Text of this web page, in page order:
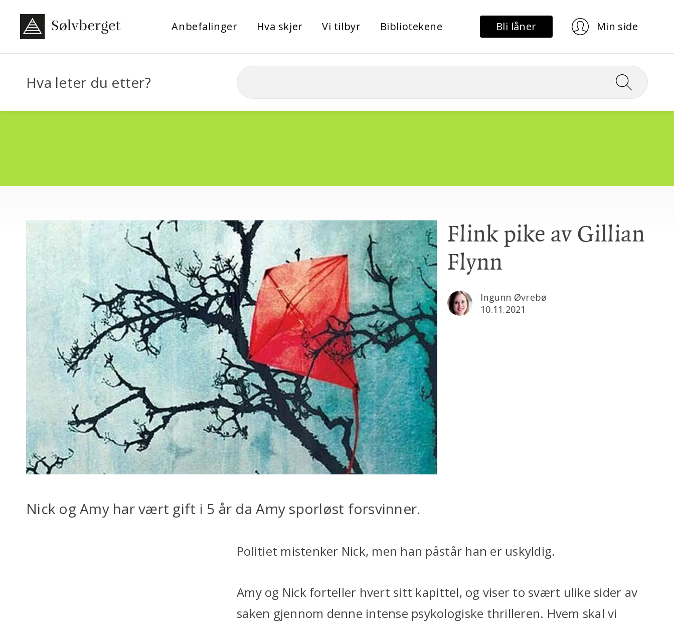
Anbefalinger Hva skjer Vi tilbyr Bibliotekene Bli låner Min side
Hva leter du etter?
Flink pike av Gillian
Flynn
Ingunn Øvrebø
10.11.2021
Nick og Amy har vært gift i 5 år da Amy sporløst forsvinner.
Politiet mistenker Nick, men han påstår han er uskyldig.
Amy og Nick forteller hvert sitt kapittel, og viser to svært ulike sider av
saken gjennom denne intense psykologiske thrilleren. Hvem skal vi